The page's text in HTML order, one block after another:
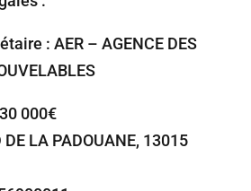
: AER – AGENCE DES
000€
LA PADOUANE, 13015